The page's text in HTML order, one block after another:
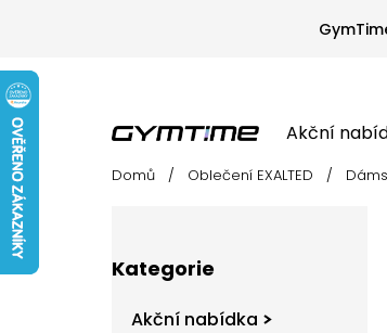
Akční
Akční nabídka Passion
Domů / Oblečení EXALTED /
kategorie
Kategorie
Akční nabídka